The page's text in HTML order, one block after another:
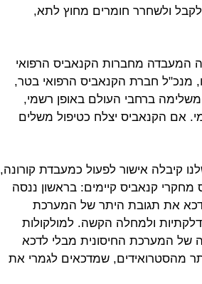
ולשחרר חומרים מחוץ לתא,
המעבדה מחברות הקנאביס הרפואי
מנכ"ל חברת הקנאביס הרפואי בטר,
ברחבי העולם באופן רשמי,
אם הקנאביס יצלח כטיפול משלים
קיבלה אישור לפעול כמעבדת קורונה,
מחקרים על בסיס מחקרי קנאביס קיימים: בראשון ננסה
את תגובת היתר של המערכת
ולמחלה הקשה. למולקולות
של המערכת החיסונית מבלי לדכא
מהסטרואידים, שמדכאים לגמרי את